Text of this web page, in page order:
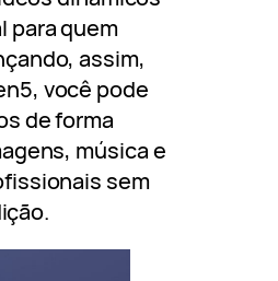
para quem
assim,
você pode
de forma
música e
sem